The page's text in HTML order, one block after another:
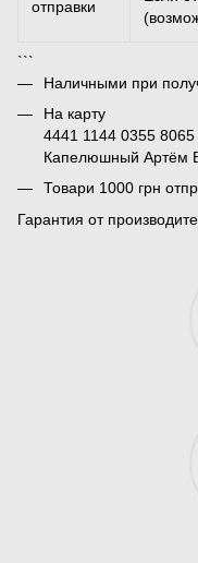
отправки
```
Наличными при
На карту
4441 1144 0355 8065
Капелюшный Артём
Товари 1000 грн
Гарантия от